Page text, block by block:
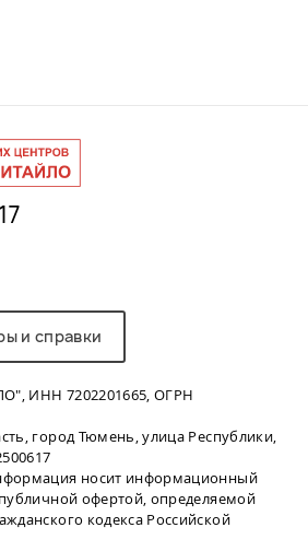
и справки
ИНН 7202201665, ОГРН
город Тюмень, улица Республики,
носит информационный
офертой, определяемой
кодекса Российской